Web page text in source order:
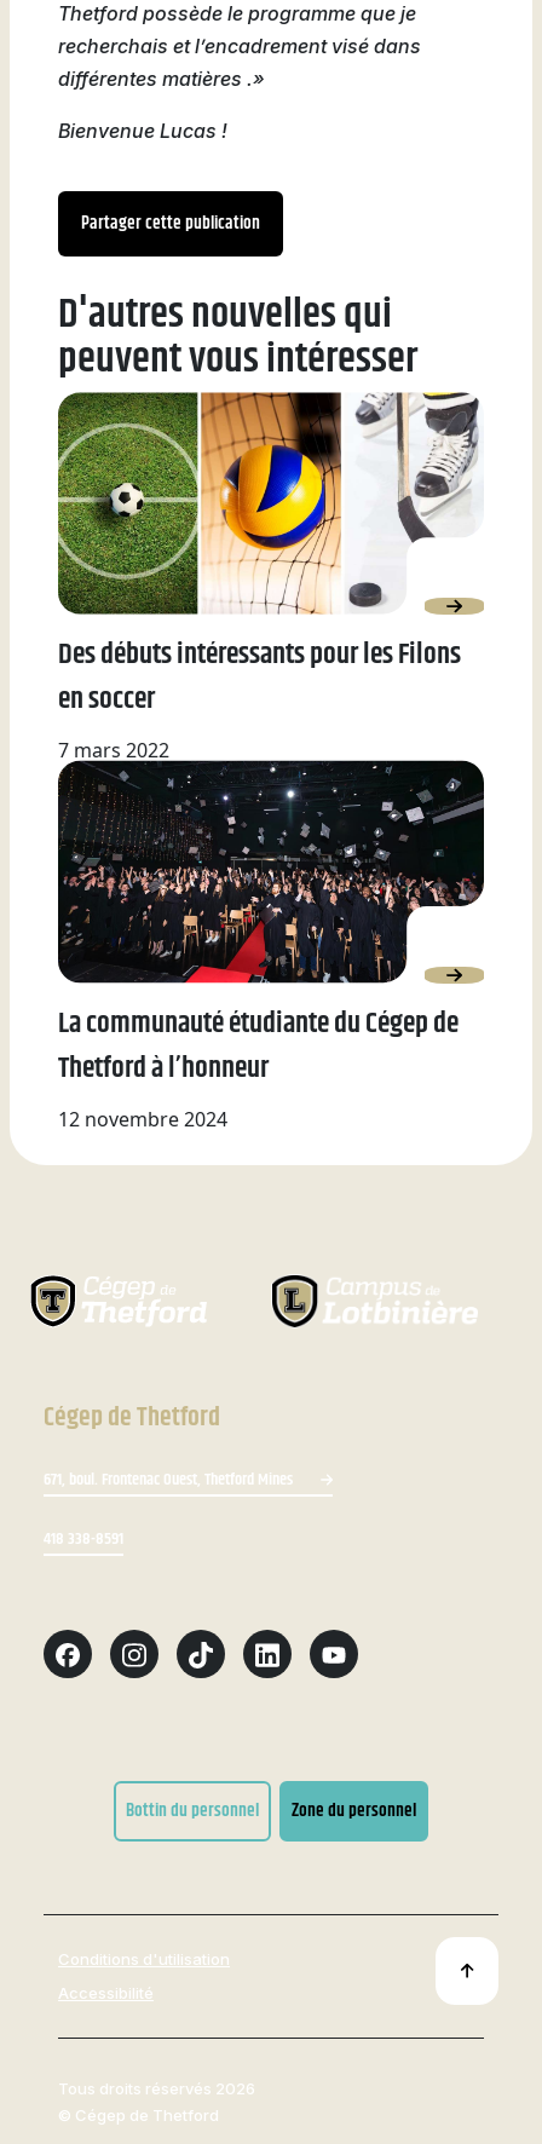
Thetford possède le programme que je
recherchais et l’encadrement visé dans
différentes matières .»
Bienvenue Lucas !
Partager cette publication
D'autres nouvelles qui
peuvent vous intéresser
Des débuts intéressants pour les Filons
en soccer
7 mars 2022
La communauté étudiante du Cégep de
Thetford à l’honneur
12 novembre 2024
Cégep de Thetford
671, boul. Frontenac Ouest, Thetford Mines
418 338-8591
Bottin du personnel Zone du personnel
Conditions d'utilisation
Accessibilité
Tous droits réservés 2026
© Cégep de Thetford